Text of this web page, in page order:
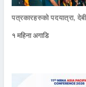
पत्रकारहरुको पदयात्रा,
१ महिना अगाडि